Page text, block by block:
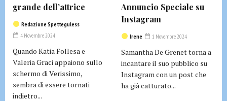
grande dell’attrice
Redazione Spetteguless
4 Novembre 2024
Quando Katia Follesa e
Valeria Graci appaiono sullo
schermo di Verissimo,
sembra di essere tornati
indietro...
Annuncio Speciale su
Instagram
Irene 1 Novembre 2024
Samantha De Grenet torna a
incantare il suo pubblico su
Instagram con un post che
ha già catturato...